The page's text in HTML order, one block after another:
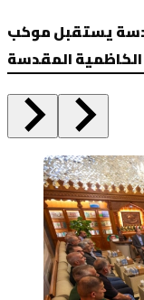
يستقبل موكب
المقدسة